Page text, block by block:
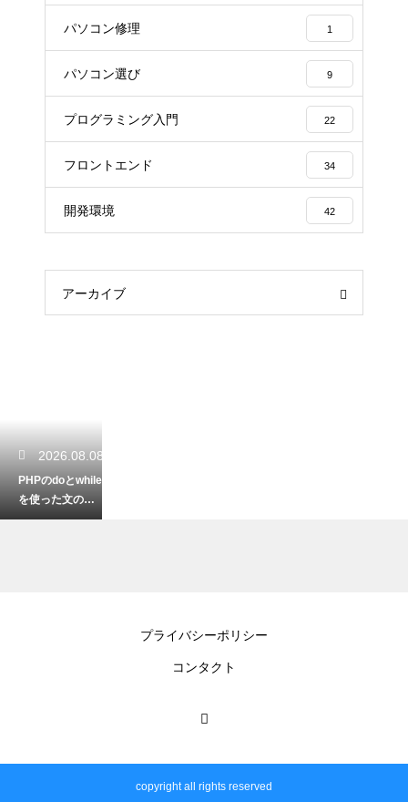
パソコン修理 1
パソコン選び 9
プログラミング入門 22
フロントエンド 34
開発環境 42
アーカイブ
2026.08.08
PHPのdoとwhile
を使った文の書
き方！繰り返し
プライバシーポリシー
コンタクト
copyright all rights reserved